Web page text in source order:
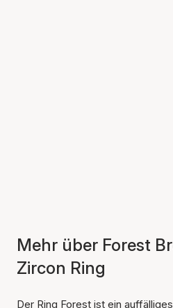
Mehr über Forest
Zircon Ring
Der Ring Forest ist ein auffälliges